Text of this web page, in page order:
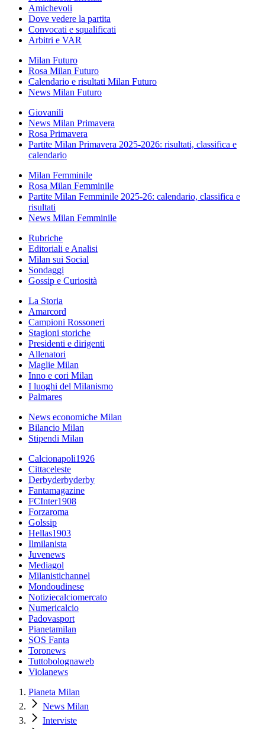
Amichevoli
Dove vedere la partita
Convocati e squalificati
Arbitri e VAR
Milan Futuro
Rosa Milan Futuro
Calendario e risultati Milan Futuro
News Milan Futuro
Giovanili
News Milan Primavera
Rosa Primavera
Partite Milan Primavera 2025-2026: risultati, classifica e
calendario
Milan Femminile
Rosa Milan Femminile
Partite Milan Femminile 2025-26: calendario, classifica e
risultati
News Milan Femminile
Rubriche
Editoriali e Analisi
Milan sui Social
Sondaggi
Gossip e Curiosità
La Storia
Amarcord
Campioni Rossoneri
Stagioni storiche
Presidenti e dirigenti
Allenatori
Maglie Milan
Inno e cori Milan
I luoghi del Milanismo
Palmares
News economiche Milan
Bilancio Milan
Stipendi Milan
Calcionapoli1926
Cittaceleste
Derbyderbyderby
Fantamagazine
FCInter1908
Forzaroma
Golssip
Hellas1903
Ilmilanista
Juvenews
Mediagol
Milanistichannel
Mondoudinese
Notiziecalciomercato
Numericalcio
Padovasport
Pianetamilan
SOS Fanta
Toronews
Tuttobolognaweb
Violanews
Pianeta Milan
News Milan
Interviste